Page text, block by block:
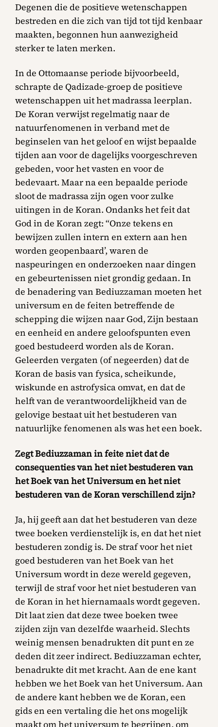
Degenen die de positieve wetenschappen
bestreden en die zich van tijd tot tijd kenbaar
maakten, begonnen hun aanwezigheid
sterker te laten merken.
In de Ottomaanse periode bijvoorbeeld,
schrapte de Qadizade-groep de positieve
wetenschappen uit het madrassa leerplan.
De Koran verwijst regelmatig naar de
natuurfenomenen in verband met de
beginselen van het geloof en wijst bepaalde
tijden aan voor de dagelijks voorgeschreven
gebeden, voor het vasten en voor de
bedevaart. Maar na een bepaalde periode
sloot de madrassa zijn ogen voor zulke
uitingen in de Koran. Ondanks het feit dat
God in de Koran zegt: “Onze tekens en
bewijzen zullen intern en extern aan hen
worden geopenbaard’, waren de
naspeuringen en onderzoeken naar dingen
en gebeurtenissen niet grondig gedaan. In
de benadering van Bediuzzaman moeten het
universum en de feiten betreffende de
schepping die wijzen naar God, Zijn bestaan
en eenheid en andere geloofspunten even
goed bestudeerd worden als de Koran.
Geleerden vergaten (of negeerden) dat de
Koran de basis van fysica, scheikunde,
wiskunde en astrofysica omvat, en dat de
helft van de verantwoordelijkheid van de
gelovige bestaat uit het bestuderen van
natuurlijke fenomenen als was het een boek.
Zegt Bediuzzaman in feite niet dat de
consequenties van het niet bestuderen van
het Boek van het Universum en het niet
bestuderen van de Koran verschillend zijn?
Ja, hij geeft aan dat het bestuderen van deze
twee boeken verdienstelijk is, en dat het niet
bestuderen zondig is. De straf voor het niet
goed bestuderen van het Boek van het
Universum wordt in deze wereld gegeven,
terwijl de straf voor het niet bestuderen van
de Koran in het hiernamaals wordt gegeven.
Dit laat zien dat deze twee boeken twee
zijden zijn van dezelfde waarheid. Slechts
weinig mensen benadrukten dit punt en ze
deden dit zeer indirect. Bediuzzaman echter,
benadrukte dit met kracht. Aan de ene kant
hebben we het Boek van het Universum. Aan
de andere kant hebben we de Koran, een
gids en een vertaling die het ons mogelijk
maakt om het universum te begrijpen, om